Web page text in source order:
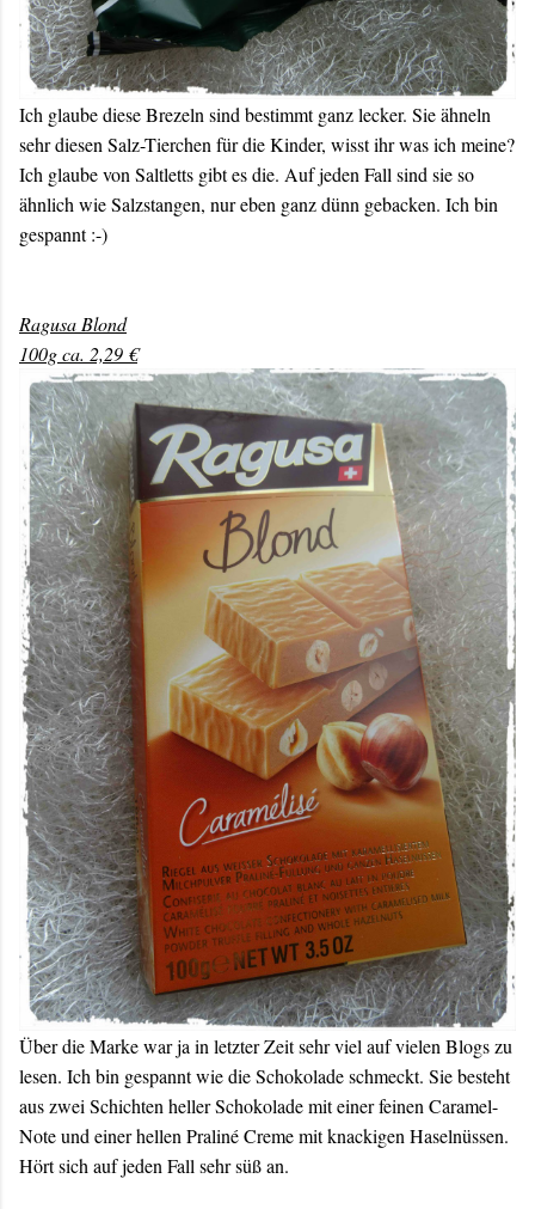
Ich glaube diese Brezeln sind bestimmt ganz lecker. Sie ähneln
sehr diesen Salz-Tierchen für die Kinder, wisst ihr was ich meine?
Ich glaube von Saltletts gibt es die. Auf jeden Fall sind sie so
ähnlich wie Salzstangen, nur eben ganz dünn gebacken. Ich bin
gespannt :-)
Ragusa Blond
100g ca. 2,29 €
Über die Marke war ja in letzter Zeit sehr viel auf vielen Blogs zu
lesen. Ich bin gespannt wie die Schokolade schmeckt. Sie besteht
aus zwei Schichten heller Schokolade mit einer feinen Caramel-
Note und einer hellen Praliné Creme mit knackigen Haselnüssen.
Hört sich auf jeden Fall sehr süß an.